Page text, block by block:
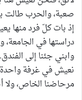
صعبة، والحرب طالت
إذ بات كلّ فرد منها
دراستها في الجامعة،
وابني جئنا إلى
نعيش في غرفة
مرحاضنا الخاص،